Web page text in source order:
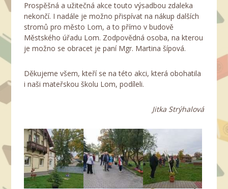
Prospěšná a užitečná akce touto výsadbou zdaleka
nekončí. I nadále je možno přispívat na nákup dalších
stromů pro město Lom, a to přímo v budově
Městského úřadu Lom. Zodpovědná osoba, na kterou
je možno se obracet je paní Mgr. Martina šípová.
Děkujeme všem, kteří se na této akci, která obohatila
i naši mateřskou školu Lom, podíleli.
Jitka Strýhalová